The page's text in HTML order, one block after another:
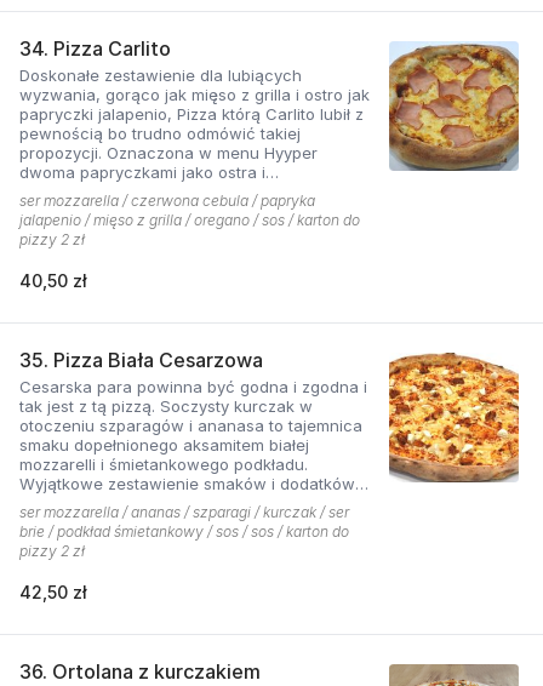
34. Pizza Carlito
Doskonałe zestawienie dla lubiących
wyzwania, gorąco jak mięso z grilla i ostro jak
papryczki jalapenio, Pizza którą Carlito lubił z
pewnością bo trudno odmówić takiej
propozycji. Oznaczona w menu Hyyper
dwoma papryczkami jako ostra i
niebezpieczna.
ser mozzarella / czerwona cebula / papryka
jalapenio / mięso z grilla / oregano / sos / karton do
pizzy 2 zł
40,50 zł
35. Pizza Biała Cesarzowa
Cesarska para powinna być godna i zgodna i
tak jest z tą pizzą. Soczysty kurczak w
otoczeniu szparagów i ananasa to tajemnica
smaku dopełnionego aksamitem białej
mozzarelli i śmietankowego podkładu.
Wyjątkowe zestawienie smaków i dodatków
które tworzą jedną z najchętniej zamawianych
pizzy z menu pizzerii Hyyper
ser mozzarella / ananas / szparagi / kurczak / ser
brie / podkład śmietankowy / sos / sos / karton do
pizzy 2 zł
42,50 zł
36. Ortolana z kurczakiem